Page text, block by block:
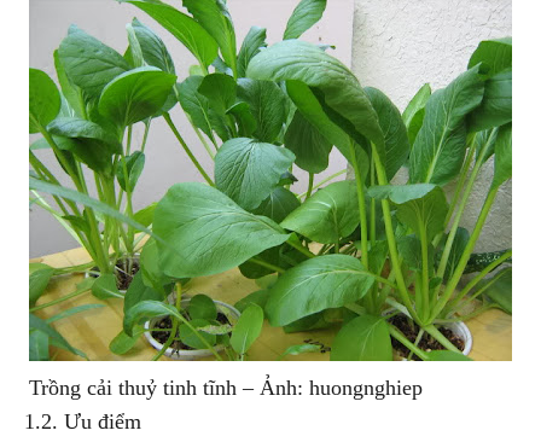
Trồng cải thuỷ tinh tĩnh – Ảnh: huongnghiep
1.2. Ưu điểm